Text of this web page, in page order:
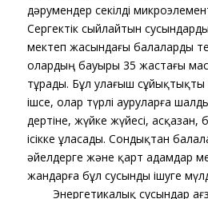
дәрумендер секілді
Сергектік сыйлайтын
мектеп жасындағы балаларды
олардың бауыры 35 жастағы
тұрады. Бұл улағыш сұйықтықты
ішсе, олар түрлі ауруларға
дертіне, жүйке жүйесі, асқазан,
ісікке ұласады. Сондықтан
әйелдерге және қарт адамдар
жандарға бұл сусынды ішуге
Энергетикалық сусындар